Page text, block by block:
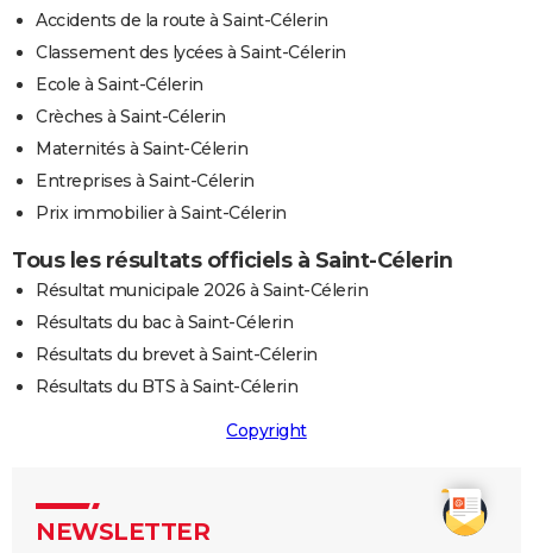
Accidents de la route à Saint-Célerin
Classement des lycées à Saint-Célerin
Ecole à Saint-Célerin
Crèches à Saint-Célerin
Maternités à Saint-Célerin
Entreprises à Saint-Célerin
Prix immobilier à Saint-Célerin
Tous les résultats officiels à Saint-Célerin
Résultat municipale 2026 à Saint-Célerin
Résultats du bac à Saint-Célerin
Résultats du brevet à Saint-Célerin
Résultats du BTS à Saint-Célerin
Copyright
NEWSLETTER